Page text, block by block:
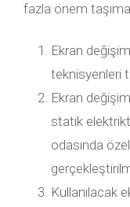
fazla önem
Ekran
teknisyenleri
Ekran
statik
odasında
Kullanılacak